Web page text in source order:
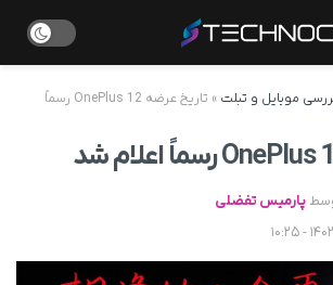
موبایل و تبلت »
تاریخ عرضه OnePlus 12 رسماً
پارمیس تفضلی